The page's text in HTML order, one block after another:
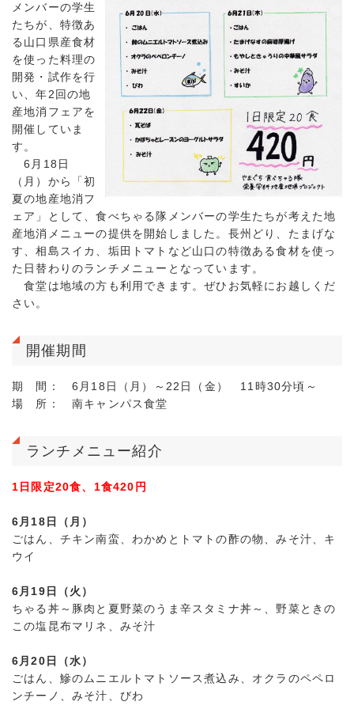
メンバーの学生
たちが、特徴あ
る山口県産食材
を使った料理の
開発・試作を行
い、年2回の地
産地消フェアを
開催していま
す。
6月18日
（月）から「初
夏の地産地消フ
ェア」として、食べちゃる隊メンバーの学生たちが考えた地
産地消メニューの提供を開始しました。長州どり、たまげな
す、相島スイカ、垢田トマトなど山口の特徴ある食材を使っ
た日替わりのランチメニューとなっています。
食堂は地域の方も利用できます。ぜひお気軽にお越しくだ
さい。
開催期間
期 間： 6月18日（月）～22日（金） 11時30分頃～
場 所： 南キャンパス食堂
ランチメニュー紹介
1日限定20食、1食420円
6月18日（月）
ごはん、チキン南蛮、わかめとトマトの酢の物、みそ汁、キ
ウイ
6月19日（火）
ちゃる丼～豚肉と夏野菜のうま辛スタミナ丼～、野菜ときの
この塩昆布マリネ、みそ汁
6月20日（水）
ごはん、鰺のムニエルトマトソース煮込み、オクラのペペロ
ンチーノ、みそ汁、びわ